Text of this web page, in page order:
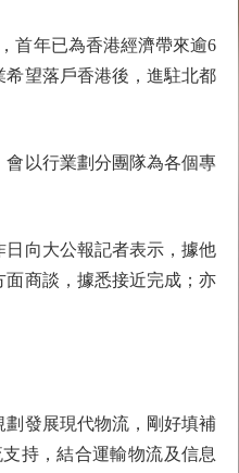
首年已為香港經濟帶來逾6
望落戶香港後，進駐北都
以行業劃分團隊為各個專
向大公報記者表示，據他
商談，據悉接近完成；亦
發展現代物流，剛好填補
持，結合運輸物流及信息